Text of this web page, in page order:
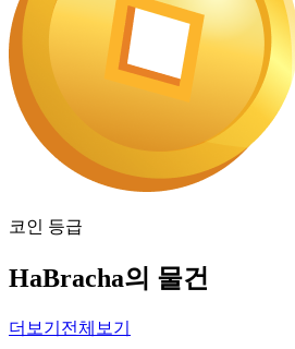
코인 등급
HaBracha의 물건
더보기 전체보기